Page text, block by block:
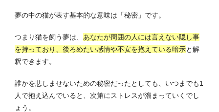
夢の中の猫が表す基本的な意味は「秘密」です。
つまり猫を飼う夢は、 あなたが周囲の人には言えない隠し事
を持っており、後ろめたい感情や不安を抱えている暗示と解
釈できます。
誰かを悲しませないための秘密だったとしても、いつまでも1
人で抱え込んでいると、次第にストレスが溜まっていくでし
ょう。